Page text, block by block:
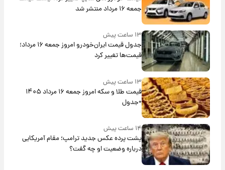
جمعه ۱۶ مرداد منتشر شد
۱۳ ساعت پیش
جدول قیمت ایران‌خودرو امروز جمعه ۱۶ مرداد؛
قیمت‌ها تغییر کرد
۱۳ ساعت پیش
قیمت طلا و سکه امروز جمعه ۱۶ مرداد ۱۴۰۵
+جدول
۱۴ ساعت پیش
پشت پرده عکس جدید ترامپ؛ مقام آمریکایی
درباره وضعیت او چه گفت؟